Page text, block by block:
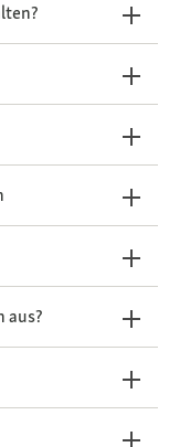
aus?